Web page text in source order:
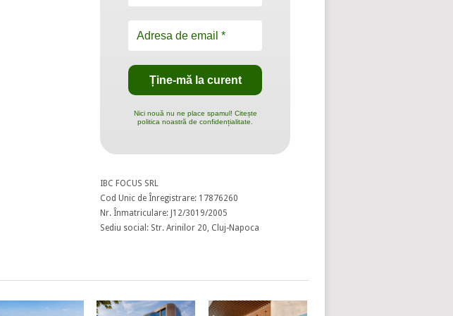
Nici nouă nu ne place spamul! Citește
politica noastră de confidențialitate.
IBC FOCUS SRL
Cod Unic de Înregistrare: 17876260
Nr. Înmatriculare: J12/3019/2005
Sediu social: Str. Arinilor 20, Cluj-Napoca